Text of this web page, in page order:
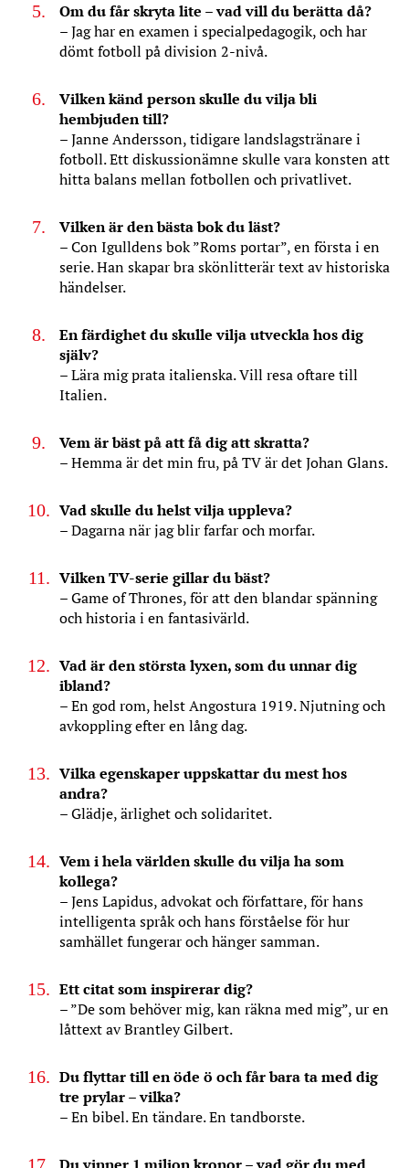
Om du får skryta lite – vad vill du berätta då?
– Jag har en examen i specialpedagogik, och har
dömt fotboll på division 2-nivå.
Vilken känd person skulle du vilja bli
hembjuden till?
– Janne Andersson, tidigare landslagstränare i
fotboll. Ett diskussionämne skulle vara konsten att
hitta balans mellan fotbollen och privatlivet.
Vilken är den bästa bok du läst?
– Con Igulldens bok ”Roms portar”, en första i en
serie. Han skapar bra skönlitterär text av historiska
händelser.
En färdighet du skulle vilja utveckla hos dig
själv?
– Lära mig prata italienska. Vill resa oftare till
Italien.
Vem är bäst på att få dig att skratta?
– Hemma är det min fru, på TV är det Johan Glans.
Vad skulle du helst vilja uppleva?
– Dagarna när jag blir farfar och morfar.
Vilken TV-serie gillar du bäst?
– Game of Thrones, för att den blandar spänning
och historia i en fantasivärld.
Vad är den största lyxen, som du unnar dig
ibland?
– En god rom, helst Angostura 1919. Njutning och
avkoppling efter en lång dag.
Vilka egenskaper uppskattar du mest hos
andra?
– Glädje, ärlighet och solidaritet.
Vem i hela världen skulle du vilja ha som
kollega?
– Jens Lapidus, advokat och författare, för hans
intelligenta språk och hans förståelse för hur
samhället fungerar och hänger samman.
Ett citat som inspirerar dig?
– ”De som behöver mig, kan räkna med mig”, ur en
låttext av Brantley Gilbert.
Du flyttar till en öde ö och får bara ta med dig
tre prylar – vilka?
– En bibel. En tändare. En tandborste.